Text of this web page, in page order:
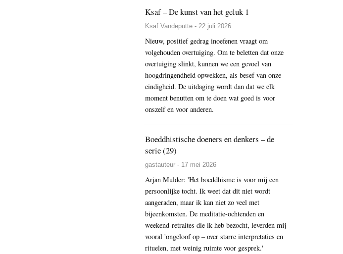
Ksaf – De kunst van het geluk 1
Ksaf Vandeputte - 22 juli 2026
Nieuw, positief gedrag inoefenen vraagt om
volgehouden overtuiging. Om te beletten dat onze
overtuiging slinkt, kunnen we een gevoel van
hoogdringendheid opwekken, als besef van onze
eindigheid. De uitdaging wordt dan dat we elk
moment benutten om te doen wat goed is voor
onszelf en voor anderen.
Boeddhistische doeners en denkers – de
serie (29)
gastauteur - 17 mei 2026
Arjan Mulder: 'Het boeddhisme is voor mij een
persoonlijke tocht. Ik weet dat dit niet wordt
aangeraden, maar ik kan niet zo veel met
bijeenkomsten. De meditatie-ochtenden en
weekend-retraites die ik heb bezocht, leverden mij
vooral 'ongeloof op – over starre interpretaties en
rituelen, met weinig ruimte voor gesprek.'